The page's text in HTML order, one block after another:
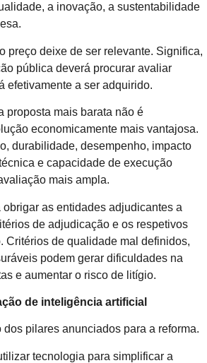
a inovação, a sustentabilidade
preço deixe de ser relevante. Significa,
pública deverá procurar avaliar
efetivamente a ser adquirido.
proposta mais barata não é
economicamente mais vantajosa.
durabilidade, desempenho, impacto
e capacidade de execução
mais ampla.
obrigar as entidades adjudicantes a
de adjudicação e os respetivos
Critérios de qualidade mal definidos,
podem gerar dificuldades na
e aumentar o risco de litígio.
de inteligência artificial
pilares anunciados para a reforma.
tecnologia para simplificar a